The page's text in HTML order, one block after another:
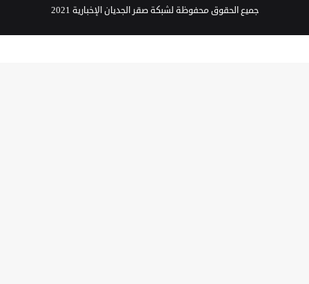
جميع الحقوق محفوظة لشبكة صقر الجديان الإخبارية 2021